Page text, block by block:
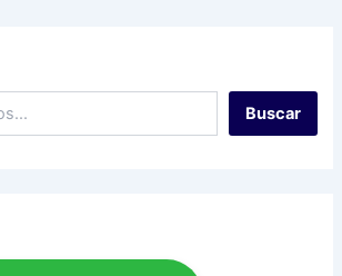
Buscar